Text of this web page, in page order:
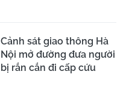
Cảnh sát giao thông Hà
Nội mở đường đưa người
bị rắn cắn đi cấp cứu